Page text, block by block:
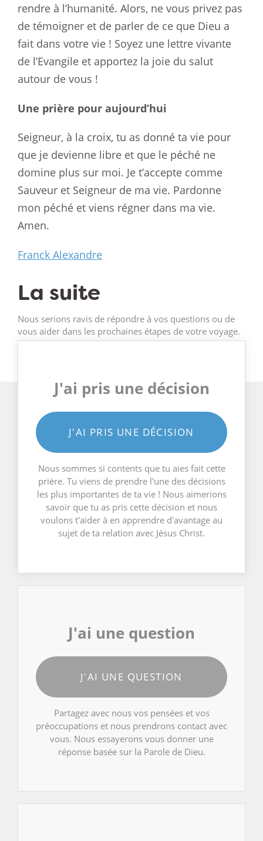
rendre à l’humanité. Alors, ne vous privez pas
de témoigner et de parler de ce que Dieu a
fait dans votre vie ! Soyez une lettre vivante
de l’Evangile et apportez la joie du salut
autour de vous !
Une prière pour aujourd’hui
Seigneur, à la croix, tu as donné ta vie pour
que je devienne libre et que le péché ne
domine plus sur moi. Je t’accepte comme
Sauveur et Seigneur de ma vie. Pardonne
mon péché et viens régner dans ma vie.
Amen.
Franck Alexandre
La suite
Nous serions ravis de répondre à vos questions ou de
vous aider dans les prochaines étapes de votre voyage.
J'ai pris une décision
J'AI PRIS UNE DÉCISION
Nous sommes si contents que tu aies fait cette
prière. Tu viens de prendre l'une des décisions
les plus importantes de ta vie ! Nous aimerions
savoir que tu as pris cette décision et nous
voulons t'aider à en apprendre d'avantage au
sujet de ta relation avec Jésus Christ.
J'ai une question
J'AI UNE QUESTION
Partagez avec nous vos pensées et vos
préoccupations et nous prendrons contact avec
vous. Nous essayerons vous donner une
réponse basée sur la Parole de Dieu.